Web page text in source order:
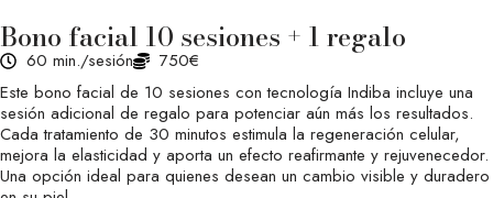
Bono facial 10 sesiones + 1 regalo
60 min./sesión
750€
Este bono facial de 10 sesiones con tecnología Indiba incluye una
sesión adicional de regalo para potenciar aún más los resultados.
Cada tratamiento de 30 minutos estimula la regeneración celular,
mejora la elasticidad y aporta un efecto reafirmante y rejuvenecedor.
Una opción ideal para quienes desean un cambio visible y duradero